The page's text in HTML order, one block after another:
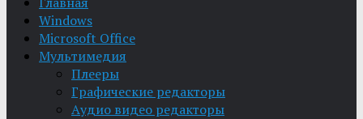
Windows
Microsoft Office
Мультимедия
Плееры
Графические редакторы
Aудио видео редакторы